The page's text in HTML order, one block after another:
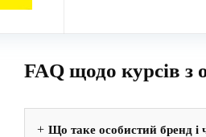
FAQ щодо курсів з
Що таке особистий бренд і